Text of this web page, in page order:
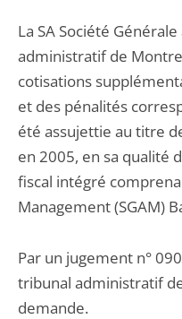
La SA Société
administratif de
cotisations
et des pénalités
été assujettie au titre
en 2005, en sa qualité
fiscal intégré
Management (SGAM)
Par un jugement n°
tribunal administratif
demande.